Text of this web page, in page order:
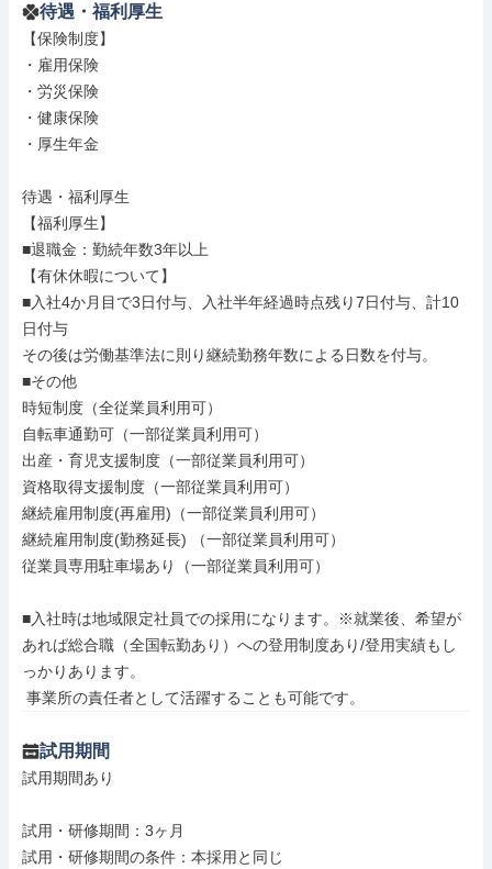
待遇・福利厚生
【保険制度】
・雇用保険
・労災保険
・健康保険
・厚生年金
待遇・福利厚生
【福利厚生】
■退職金：勤続年数3年以上
【有休休暇について】
■入社4か月目で3日付与、入社半年経過時点残り7日付与、計10
日付与
その後は労働基準法に則り継続勤務年数による日数を付与。
■その他
時短制度（全従業員利用可）
自転車通勤可（一部従業員利用可）
出産・育児支援制度（一部従業員利用可）
資格取得支援制度（一部従業員利用可）
継続雇用制度(再雇用)（一部従業員利用可）
継続雇用制度(勤務延長) （一部従業員利用可）
従業員専用駐車場あり（一部従業員利用可）
■入社時は地域限定社員での採用になります。※就業後、希望が
あれば総合職（全国転勤あり）への登用制度あり/登用実績もし
っかりあります。
事業所の責任者として活躍することも可能です。
試用期間
試用期間あり
試用・研修期間：3ヶ月
試用・研修期間の条件：本採用と同じ